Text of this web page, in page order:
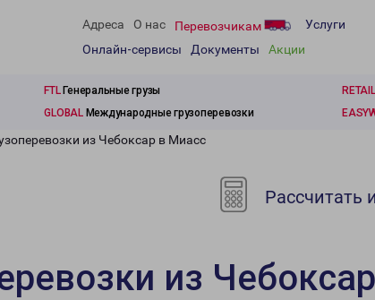
Адреса О нас Перевозчикам
Услуги
Онлайн-сервисы
Документы Акции
FTLГенеральные грузы RETAIL
GLOBALМеждународные грузоперевозки
из Чебоксар в Миасс
Рассчитать
из